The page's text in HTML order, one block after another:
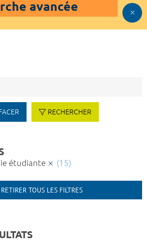
avancée
RECHERCHER
étudiante (15)
RETIRER TOUS LES FILTRES